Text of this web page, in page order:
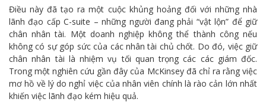
Điều này đã tạo ra một cuộc khủng hoảng đối với những nhà
lãnh đạo cấp C-suite – những người đang phải “vật lộn” để giữ
chân nhân tài. Một doanh nghiệp không thể thành công nếu
không có sự góp sức của các nhân tài chủ chốt. Do đó, việc giữ
chân nhân tài là nhiệm vụ tối quan trọng các các giám đốc.
Trong một nghiên cứu gần đây của McKinsey đã chỉ ra rằng việc
mơ hồ về lý do nghỉ việc của nhân viên chính là rào cản lớn nhất
khiến việc lãnh đạo kém hiệu quả.